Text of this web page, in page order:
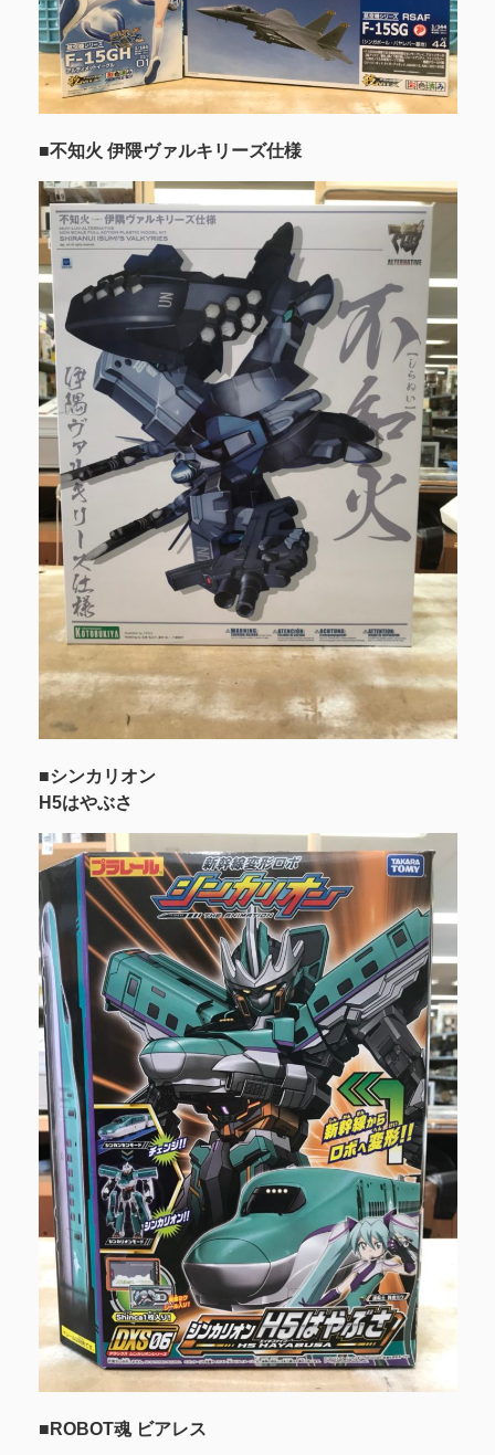
■不知火 伊隈ヴァルキリーズ仕様
■シンカリオン
H5はやぶさ
■ROBOT魂 ビアレス